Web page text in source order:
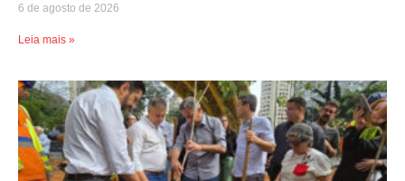
6 de agosto de 2026
Leia mais »